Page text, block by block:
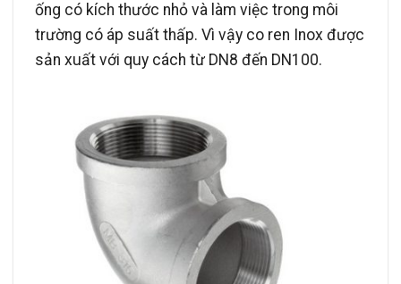
ống có kích thước nhỏ và làm việc trong môi
trường có áp suất thấp. Vì vậy co ren Inox được
sản xuất với quy cách từ DN8 đến DN100.